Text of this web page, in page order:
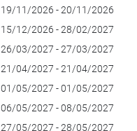
19/11/2026 - 20/11/2026
15/12/2026 - 28/02/2027
26/03/2027 - 27/03/2027
21/04/2027 - 21/04/2027
01/05/2027 - 01/05/2027
06/05/2027 - 08/05/2027
27/05/2027 - 28/05/2027